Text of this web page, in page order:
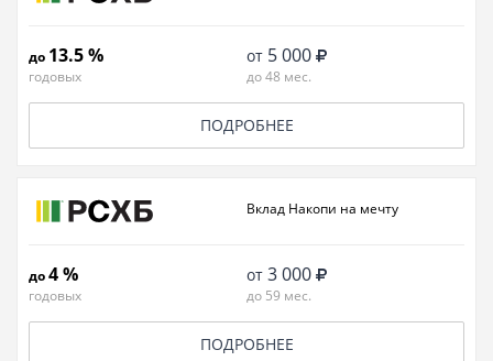
до 13.5 %
годовых
от 5 000
до 48 мес.
ПОДРОБНЕЕ
Вклад Накопи на мечту
до4 %
годовых
от 3 000
до 59 мес.
ПОДРОБНЕЕ